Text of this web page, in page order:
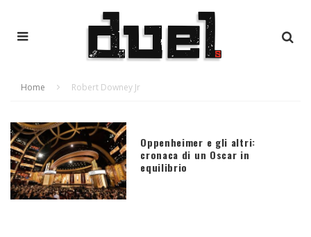
Home Robert Downey Jr
Oppenheimer e gli altri:
cronaca di un Oscar in
equilibrio